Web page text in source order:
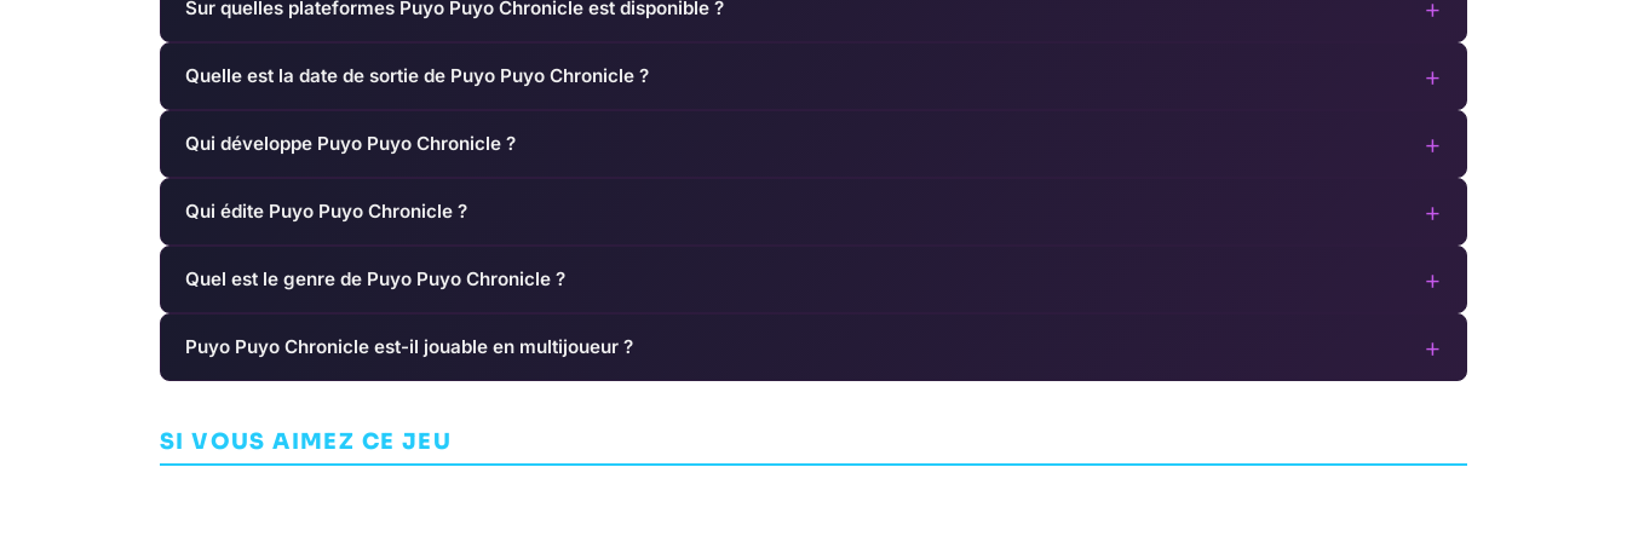
Sur quelles plateformes Puyo Puyo Chronicle est disponible ? +
Quelle est la date de sortie de Puyo Puyo Chronicle ? +
Qui développe Puyo Puyo Chronicle ? +
Qui édite Puyo Puyo Chronicle ? +
Quel est le genre de Puyo Puyo Chronicle ? +
Puyo Puyo Chronicle est-il jouable en multijoueur ? +
SI VOUS AIMEZ CE JEU
Indivisible The Operator